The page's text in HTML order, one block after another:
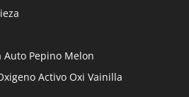
Pepino Melon
Activo Oxi Vainilla